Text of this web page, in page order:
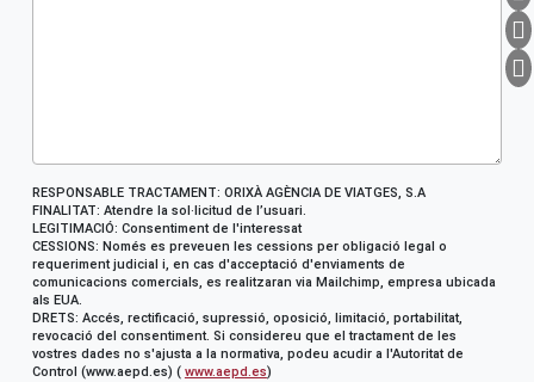
RESPONSABLE TRACTAMENT: ORIXÀ AGÈNCIA DE VIATGES, S.A
FINALITAT: Atendre la sol·licitud de l’usuari.
LEGITIMACIÓ: Consentiment de l'interessat
CESSIONS: Només es preveuen les cessions per obligació legal o
requeriment judicial i, en cas d'acceptació d'enviaments de
comunicacions comercials, es realitzaran via Mailchimp, empresa ubicada
als EUA.
DRETS: Accés, rectificació, supressió, oposició, limitació, portabilitat,
revocació del consentiment. Si considereu que el tractament de les
vostres dades no s'ajusta a la normativa, podeu acudir a l'Autoritat de
Control (www.aepd.es) ( www.aepd.es)